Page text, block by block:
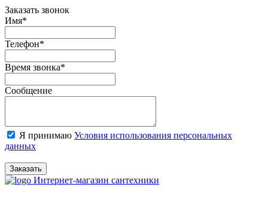
Заказать звонок
Имя*
Телефон*
Время звонка*
Сообщение
Я принимаю Условия использования персональных
данных
Заказать
Интернет-магазин сантехники